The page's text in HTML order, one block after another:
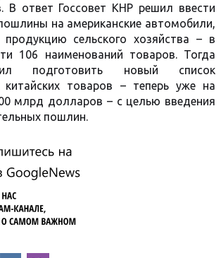
В ответ Госсовет КНР решил ввести
на американские автомобили,
сельского хозяйства – в
106 наименований товаров. Тогда
подготовить новый список
китайских товаров – теперь уже на
млрд долларов – с целью введения
пошлин.